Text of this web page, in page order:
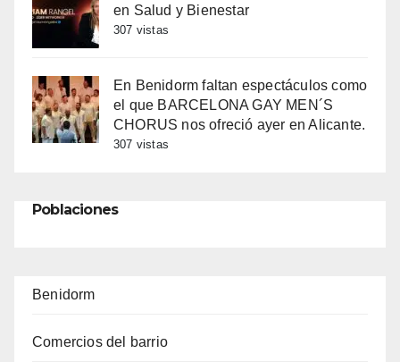
en Salud y Bienestar
307 vistas
En Benidorm faltan espectáculos como
el que BARCELONA GAY MEN´S
CHORUS nos ofreció ayer en Alicante.
307 vistas
Poblaciones
Benidorm
Comercios del barrio